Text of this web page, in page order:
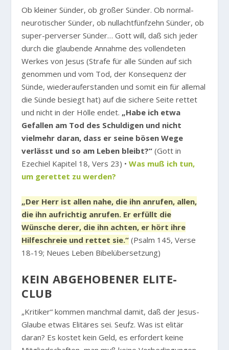
Ob kleiner Sünder, ob großer Sünder. Ob normal-
neurotischer Sünder, ob nullachtfünfzehn Sünder, ob
super-perverser Sünder… Gott will, daß sich jeder
durch die glaubende Annahme des vollendeten
Werkes von Jesus (Strafe für alle Sünden auf sich
genommen und vom Tod, der Konsequenz der
Sünde, wiederauferstanden und somit ein für allemal
die Sünde besiegt hat) auf die sichere Seite rettet
und nicht in der Hölle endet. „Habe ich etwa
Gefallen am Tod des Schuldigen und nicht
vielmehr daran, dass er seine bösen Wege
verlässt und so am Leben bleibt?“ (Gott in
Ezechiel Kapitel 18, Vers 23) •Was muß ich tun,
um gerettet zu werden?
„Der Herr ist allen nahe, die ihn anrufen, allen,
die ihn aufrichtig anrufen. Er erfüllt die
Wünsche derer, die ihn achten, er hört ihre
Hilfeschreie und rettet sie.“ (Psalm 145, Verse
18-19; Neues Leben Bibelübersetzung)
KEIN ABGEHOBENER ELITE-
CLUB
„Kritiker“ kommen manchmal damit, daß der Jesus-
Glaube etwas Elitäres sei. Seufz. Was ist elitär
daran? Es kostet kein Geld, es erfordert keine